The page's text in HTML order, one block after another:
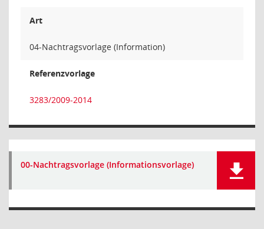
Art
04-Nachtragsvorlage (Information)
Referenzvorlage
3283/2009-2014
00-Nachtragsvorlage (Informationsvorlage)